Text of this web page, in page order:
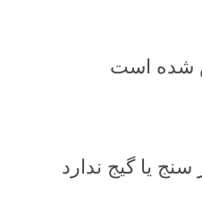
شده است
یا گیج ندارد